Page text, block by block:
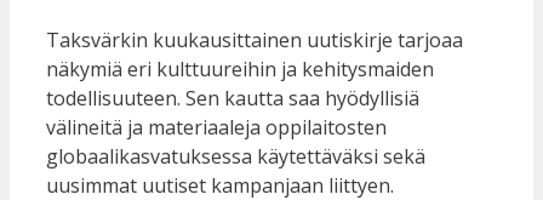
Taksvärkin kuukausittainen uutiskirje tarjoaa
näkymiä eri kulttuureihin ja kehitysmaiden
todellisuuteen. Sen kautta saa hyödyllisiä
välineitä ja materiaaleja oppilaitosten
globaalikasvatuksessa käytettäväksi sekä
uusimmat uutiset kampanjaan liittyen.